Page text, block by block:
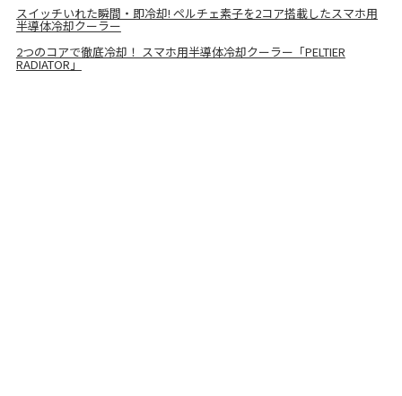
スイッチいれた瞬間・即冷却! ペルチェ素子を2コア搭載したスマホ用
半導体冷却クーラー
2つのコアで徹底冷却！ スマホ用半導体冷却クーラー「PELTIER
RADIATOR」